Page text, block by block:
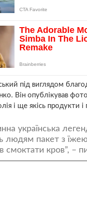
під виглядом
Він опублікував
і ще якісь продукти і
українська
людям пакет з
смоктати кров”,